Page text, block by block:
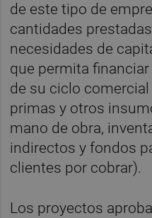
de este tipo de
cantidades
necesidades de
que permita
de su ciclo
primas y otros
mano de obra,
indirectos y fondos
clientes por cobrar).
Los proyectos